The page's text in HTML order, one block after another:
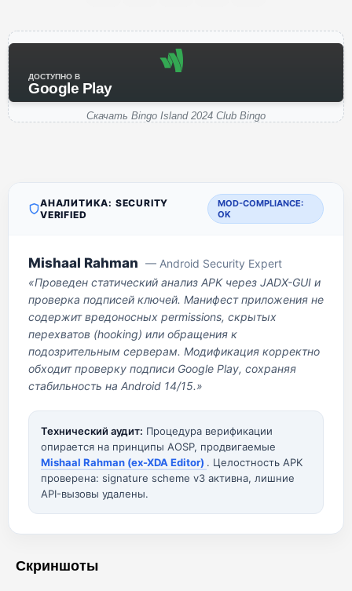
ДОСТУПНО В
Google Play
Скачать Bingo Island 2024 Club Bingo
АНАЛИТИКА: SECURITY
VERIFIED
MOD-COMPLIANCE:
OK
Mishaal Rahman — Android Security Expert
«Проведен статический анализ APK через JADX-GUI и
проверка подписей ключей. Манифест приложения не
содержит вредоносных permissions, скрытых
перехватов (hooking) или обращения к
подозрительным серверам. Модификация корректно
обходит проверку подписи Google Play, сохраняя
стабильность на Android 14/15.»
Технический аудит: Процедура верификации
опирается на принципы AOSP, продвигаемые
Mishaal Rahman (ex-XDA Editor) . Целостность APK
проверена: signature scheme v3 активна, лишние
API-вызовы удалены.
Скриншоты